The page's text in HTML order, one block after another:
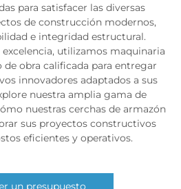
para satisfacer las diversas
de construcción modernos,
e integridad estructural.
utilizamos maquinaria
de obra calificada para entregar
innovadores adaptados a sus
nuestra amplia gama de
nuestras cerchas de armazón
sus proyectos constructivos
eficientes y operativos.
un presupuesto